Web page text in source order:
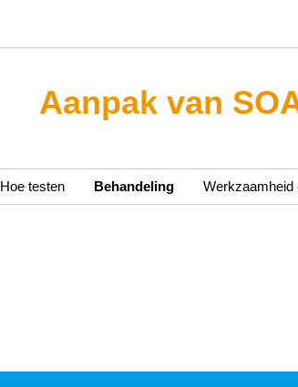
Aanpak van
Hoe testen Behandeling Werkzaamheid